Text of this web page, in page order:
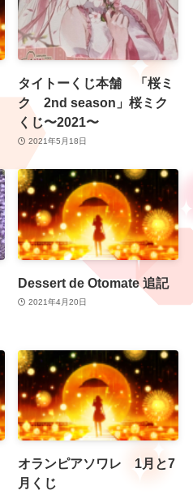
タイトーくじ本舗 「桜ミ
ク 2nd season」桜ミク
くじ〜2021〜
2021年5月18日
Dessert de Otomate 追記
2021年4月20日
オランピアソワレ 1月と7
月くじ